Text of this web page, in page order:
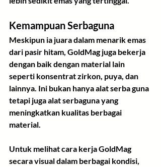
Kemampuan Serbaguna
Meskipun ia juara dalam menarik emas
dari pasir hitam, GoldMag juga bekerja
dengan baik dengan material lain
seperti konsentrat zirkon, puya, dan
lainnya. Ini bukan hanya alat serba guna
tetapi juga alat serbaguna yang
meningkatkan kualitas berbagai
material.
Untuk melihat cara kerja GoldMag
secara visual dalam berbagai kondisi,